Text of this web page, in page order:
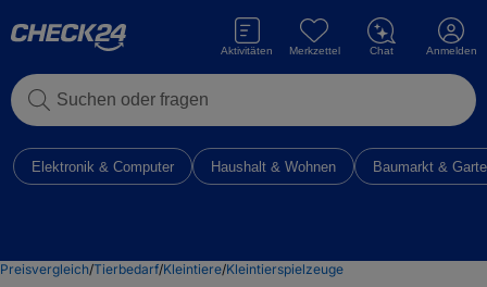
Suchen oder fragen
Aktivitäten Merkzettel Chat Anmelden
Elektronik & Computer Haushalt & Wohnen Baumarkt &
Preisvergleich/Tierbedarf/Kleintiere/Kleintierspielzeuge